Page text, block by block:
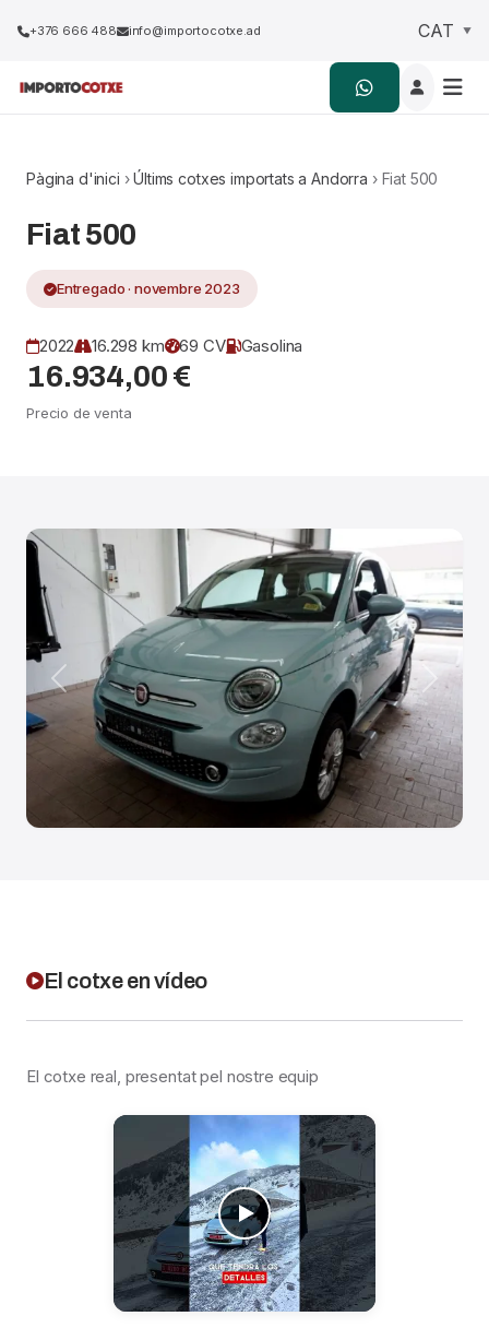
+376 666 488 info@importocotxe.ad
Pàgina d'inici ›Últims cotxes importats a Andorra › Fiat 500
Fiat 500
Entregado · novembre 2023
2022 16.298 km 69 CV Gasolina
16.934,00 €
Precio de venta
Anterior
El cotxe en vídeo
El cotxe real, presentat pel nostre equip